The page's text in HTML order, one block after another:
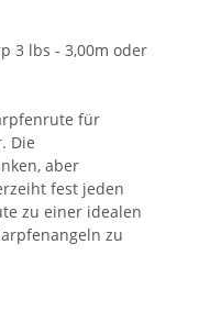
3 lbs - 3,00m oder
für
Die
aber
fest jeden
zu einer idealen
zu